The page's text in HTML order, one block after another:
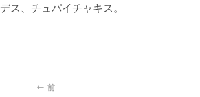
ス、チュパイチャキス。
前